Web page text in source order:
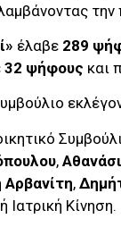
έλαβε 289
32 ψήφους και
,
Αρβανίτη,
Ιατρική Κίνηση.